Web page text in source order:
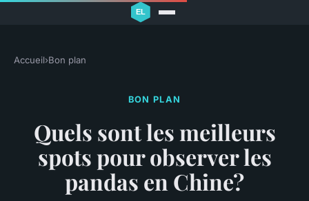
Accueil›Bon plan
BON PLAN
Quels sont les meilleurs
spots pour observer les
pandas en Chine?